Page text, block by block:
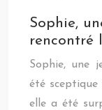
Sophie,
rencontré
Sophie, une
été sceptique
elle a été